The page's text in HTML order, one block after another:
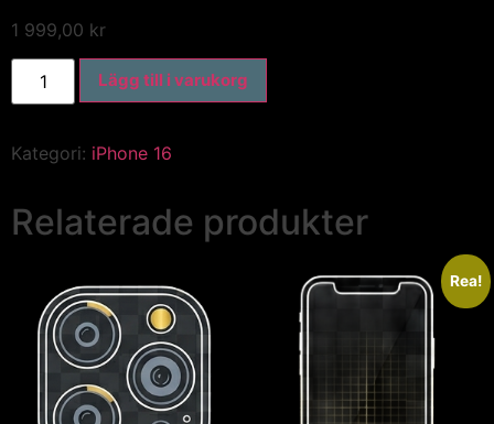
1 999,00 kr
Lägg till i varukorg
Kategori: iPhone 16
Relaterade produkter
Rea!